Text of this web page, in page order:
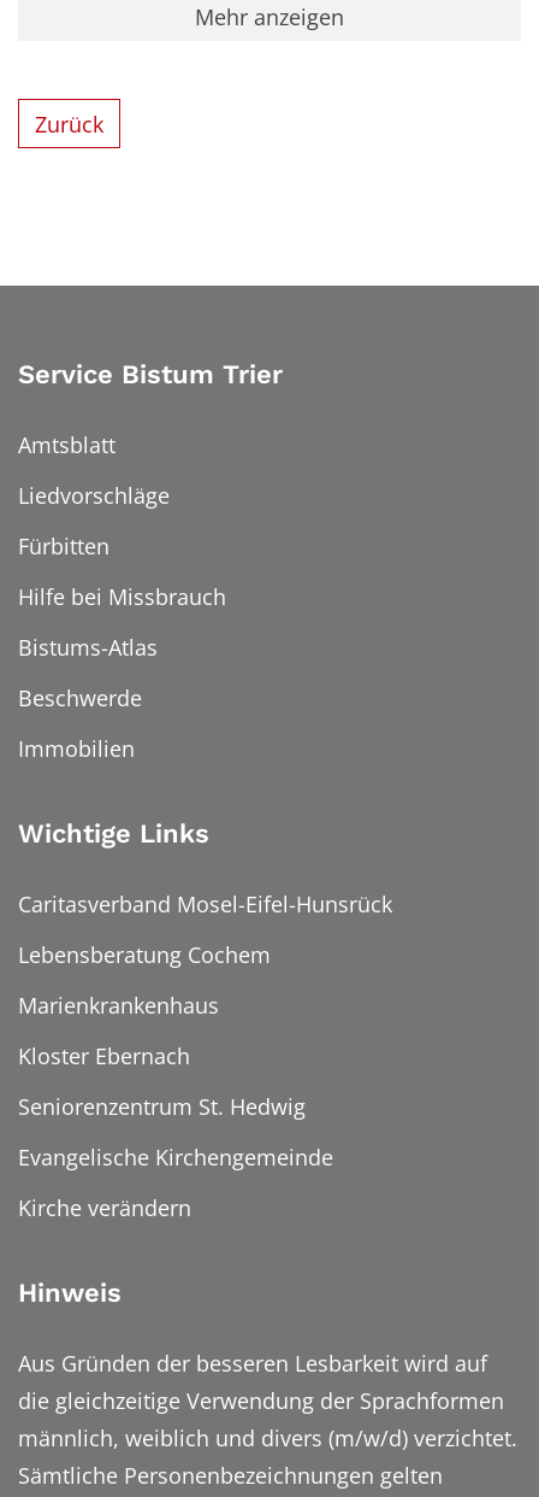
Mehr anzeigen
Zurück
Service Bistum Trier
Amtsblatt
Liedvorschläge
Fürbitten
Hilfe bei Missbrauch
Bistums-Atlas
Beschwerde
Immobilien
Wichtige Links
Caritasverband Mosel-Eifel-Hunsrück
Lebensberatung Cochem
Marienkrankenhaus
Kloster Ebernach
Seniorenzentrum St. Hedwig
Evangelische Kirchengemeinde
Kirche verändern
Hinweis
Aus Gründen der besseren Lesbarkeit wird auf
die gleichzeitige Verwendung der Sprachformen
männlich, weiblich und divers (m/w/d) verzichtet.
Sämtliche Personenbezeichnungen gelten